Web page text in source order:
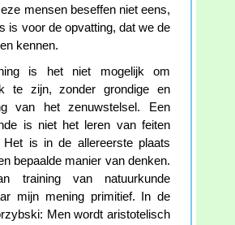
mensen beseffen niet eens,
is voor de opvatting, dat we de
kennen.
is het niet mogelijk om
te zijn, zonder grondige en
van het zenuwstelsel. Een
is niet het leren van feiten
is in de allereerste plaats
bepaalde manier van denken.
training van natuurkunde
mijn mening primitief. In de
Men wordt aristotelisch